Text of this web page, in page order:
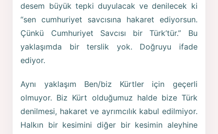
desem büyük tepki duyulacak ve denilecek ki
“sen cumhuriyet savcısına hakaret ediyorsun.
Çünkü Cumhuriyet Savcısı bir Türk’tür.” Bu
yaklaşımda bir terslik yok. Doğruyu ifade
ediyor.
Aynı yaklaşım Ben/biz Kürtler için geçerli
olmuyor. Biz Kürt olduğumuz halde bize Türk
denilmesi, hakaret ve ayrımcılık kabul edilmiyor.
Halkın bir kesimini diğer bir kesimin aleyhine